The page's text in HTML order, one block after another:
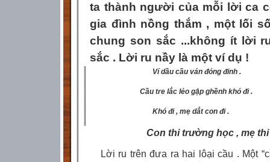
ta thành người của mỗi lời ca
gia đình nồng thắm , một lối
chung son sắc ...không ít lời
sắc . Lời ru nầy là một ví dụ !
Ví dầu cầu ván đóng đinh .
Cầu tre lắc lẻo gập ghềnh khó đi .
Khó đi , mẹ dắt con đi .
Con thi trường học , mẹ thi
Lời ru trên đưa ra hai lôại cầu . Một